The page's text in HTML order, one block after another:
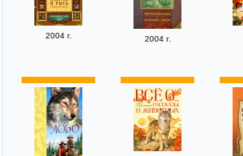
2004 г. 2004 г.